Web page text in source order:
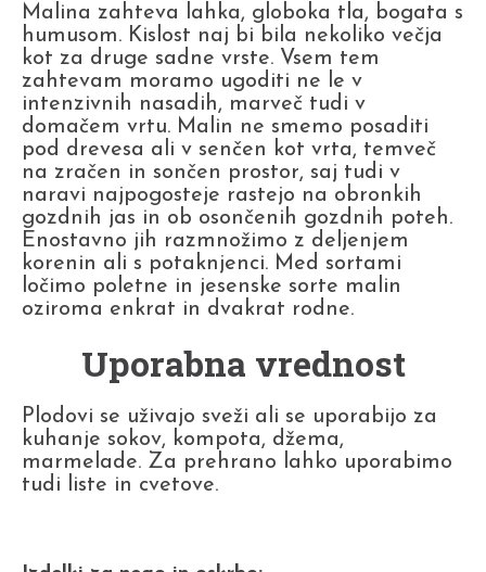
Malina zahteva lahka, globoka tla, bogata s
humusom. Kislost naj bi bila nekoliko večja
kot za druge sadne vrste. Vsem tem
zahtevam moramo ugoditi ne le v
intenzivnih nasadih, marveč tudi v
domačem vrtu. Malin ne smemo posaditi
pod drevesa ali v senčen kot vrta, temveč
na zračen in sončen prostor, saj tudi v
naravi najpogosteje rastejo na obronkih
gozdnih jas in ob osončenih gozdnih poteh.
Enostavno jih razmnožimo z deljenjem
korenin ali s potaknjenci. Med sortami
ločimo poletne in jesenske sorte malin
oziroma enkrat in dvakrat rodne.
Uporabna vrednost
Plodovi se uživajo sveži ali se uporabijo za
kuhanje sokov, kompota, džema,
marmelade. Za prehrano lahko uporabimo
tudi liste in cvetove.